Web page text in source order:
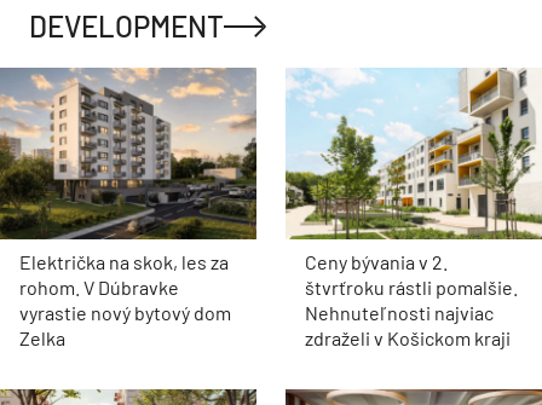
DEVELOPMENT
Električka na skok, les za
rohom. V Dúbravke
vyrastie nový bytový dom
Zelka
Ceny bývania v 2.
štvrťroku rástli pomalšie.
Nehnuteľnosti najviac
zdraželi v Košickom kraji